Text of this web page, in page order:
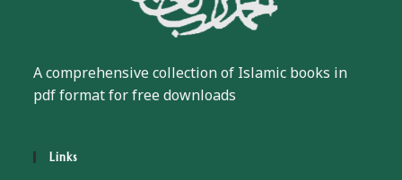
A comprehensive collection of Islamic books in
pdf format for free downloads
Links